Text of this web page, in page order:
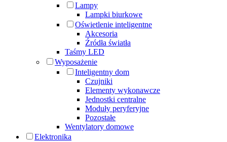
Lampy
Lampki biurkowe
Oświetlenie inteligentne
Akcesoria
Źródła światła
Taśmy LED
Wyposażenie
Inteligentny dom
Czujniki
Elementy wykonawcze
Jednostki centralne
Moduły peryferyjne
Pozostałe
Wentylatory domowe
Elektronika